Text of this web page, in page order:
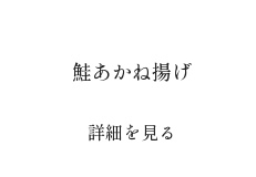
鮭あかね揚げ
詳細を見る